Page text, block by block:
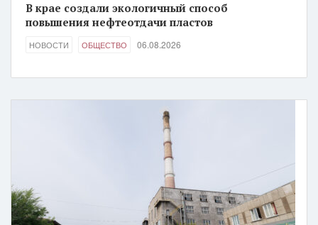
В крае создали экологичный способ
повышения нефтеотдачи пластов
НОВОСТИ ОБЩЕСТВО 06.08.2026